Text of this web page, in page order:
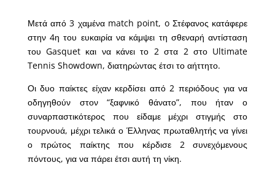
Μετά από 3 χαμένα match point, o Στέφανος κατάφερε
στην 4η του ευκαιρία να κάμψει τη σθεναρή αντίσταση
του Gasquet και να κάνει το 2 στα 2 στο Ultimate
Tennis Showdown, διατηρώντας έτσι το αήττητο.
Οι δυο παίκτες είχαν κερδίσει από 2 περιόδους για να
οδηγηθούν στον “ξαφνικό θάνατο”, που ήταν ο
συναρπαστικότερος που είδαμε μέχρι στιγμής στο
τουρνουά, μέχρι τελικά ο Έλληνας πρωταθλητής να γίνει
ο πρώτος παίκτης που κέρδισε 2 συνεχόμενους
πόντους, για να πάρει έτσι αυτή τη νίκη.